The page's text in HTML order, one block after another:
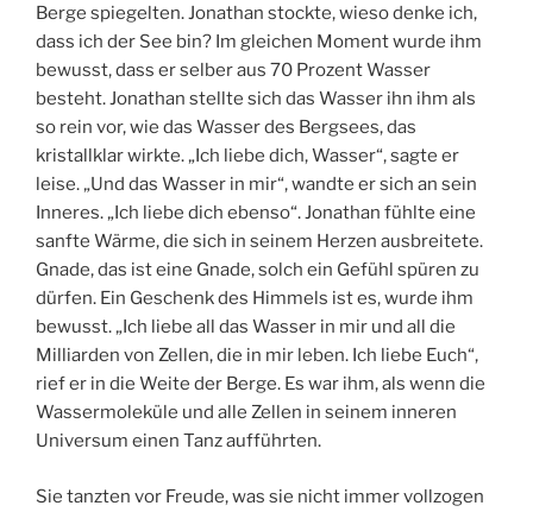
Berge spiegelten. Jonathan stockte, wieso denke ich,
dass ich der See bin? Im gleichen Moment wurde ihm
bewusst, dass er selber aus 70 Prozent Wasser
besteht. Jonathan stellte sich das Wasser ihn ihm als
so rein vor, wie das Wasser des Bergsees, das
kristallklar wirkte. „Ich liebe dich, Wasser“, sagte er
leise. „Und das Wasser in mir“, wandte er sich an sein
Inneres. „Ich liebe dich ebenso“. Jonathan fühlte eine
sanfte Wärme, die sich in seinem Herzen ausbreitete.
Gnade, das ist eine Gnade, solch ein Gefühl spüren zu
dürfen. Ein Geschenk des Himmels ist es, wurde ihm
bewusst. „Ich liebe all das Wasser in mir und all die
Milliarden von Zellen, die in mir leben. Ich liebe Euch“,
rief er in die Weite der Berge. Es war ihm, als wenn die
Wassermoleküle und alle Zellen in seinem inneren
Universum einen Tanz aufführten.
Sie tanzten vor Freude, was sie nicht immer vollzogen